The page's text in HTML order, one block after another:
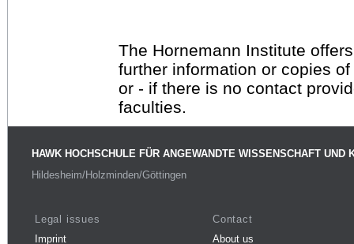
The Hornemann Institute
further information or copies
or - if there is no contact
faculties.
HAWK HOCHSCHULE FÜR ANGEWANDTE WISSENSCHAFT UND
Hildesheim/Holzminden/Göttingen
Legal issues
Imprint
Contact
About us